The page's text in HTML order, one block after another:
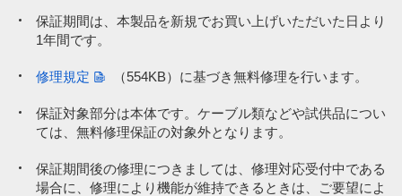
保証期間は、本製品を新規でお買い上げいただいた日より
1年間です。
修理規定 （554KB） に基づき無料修理を行います。
保証対象部分は本体です。ケーブル類などや試供品につい
ては、無料修理保証の対象外となります。
保証期間後の修理につきましては、修理対応受付中である
場合に、修理により機能が維持できるときは、ご要望によ